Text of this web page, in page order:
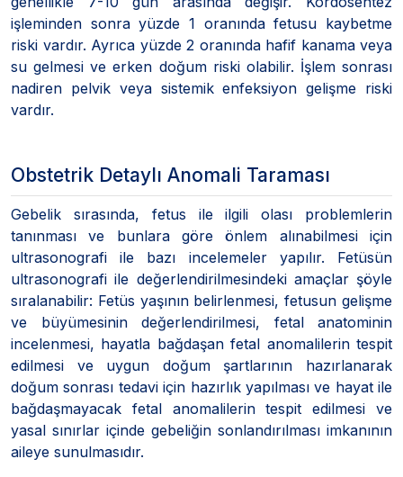
işleminden sonra yüzde 1 oranında fetusu kaybetme
riski vardır. Ayrıca yüzde 2 oranında hafif kanama veya
su gelmesi ve erken doğum riski olabilir. İşlem sonrası
nadiren pelvik veya sistemik enfeksiyon gelişme riski
vardır.
Obstetrik Detaylı Anomali Taraması
Gebelik sırasında, fetus ile ilgili olası problemlerin
tanınması ve bunlara göre önlem alınabilmesi için
ultrasonografi ile bazı incelemeler yapılır. Fetüsün
ultrasonografi ile değerlendirilmesindeki amaçlar şöyle
sıralanabilir: Fetüs yaşının belirlenmesi, fetusun gelişme
ve büyümesinin değerlendirilmesi, fetal anatominin
incelenmesi, hayatla bağdaşan fetal anomalilerin tespit
edilmesi ve uygun doğum şartlarının hazırlanarak
doğum sonrası tedavi için hazırlık yapılması ve hayat ile
bağdaşmayacak fetal anomalilerin tespit edilmesi ve
yasal sınırlar içinde gebeliğin sonlandırılması imkanının
aileye sunulmasıdır.